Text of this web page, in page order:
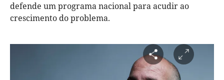
defende um programa nacional para acudir ao
crescimento do problema.